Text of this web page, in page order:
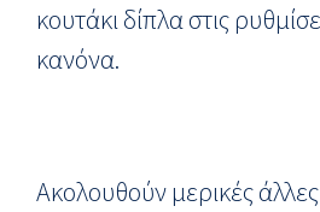
κουτάκι δίπλα στις
κανόνα.
Ακολουθούν μερικές